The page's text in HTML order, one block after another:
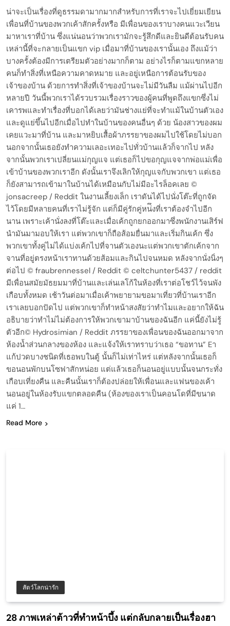
น่าจะเป็นเรื่องที่ดูธรรมดามากมากสำหรับการที่เราจะไปเยี่ยมเยียน
เพื่อนที่บ้านของพวกเค้าสักครั้งหรือ มีเพื่อนของเราบางคนแวะเวียน
มาหาเราที่บ้าน ซึ่งแน่นอนว่าพวกเรามักจะรู้สึกดีและยินดีต้อนรับคน
เหล่านี้ที่จะกลายเป็นแขก vip เมื่อมาที่บ้านของเรานั้นเอง ถึงแม้ว่า
บางครั้งต้องมีการเตรียมตัวอย่างมากก็ตาม อย่างไรก็ตามแขกหลาย
คนก็ทำสิ่งที่เหนือความคาดหมาย และอยู่เหนือการต้อนรับของ
เจ้าของบ้าน ด้วยการทำสิ่งที่เจ้าของบ้านจะไม่มีวันลืม แม้ผ่านไปอีก
หลายปี วันนี้พวกเราได้รวบรวมเรื่องราวของผู้คนที่พูดถึงแขกซึ่งไม่
เคารพและทำเรื่องที่บอกได้เลยว่ามันช่างแย่ที่จะทำแม้ในบ้านตัวเอง
และดูแย่ขึ้นไปอีกเมื่อไปทำในบ้านของคนอื่นๆ ด้วย น้องสาวของผม
เคยแวะมาที่บ้าน และมาหยิบเสื้อผ้าภรรยาของผมไปใช้โดยไม่บอก
นอกจากนั้นเธอยังทำความเลอะเทอะไปทั่วบ้านแล้วก็จากไป หลัง
จากนั้นพวกเราเปลี่ยนแม่กุญแจ แต่เธอก็ไปขอกุญแจจากพ่อแม่เพื่อ
เข้าบ้านของพวกเราอีก ดังนั้นเราจึงเลิกให้กุญแจกับพวกเขา แต่เธอ
ก็ยังสามารถเข้ามาในบ้านได้เหมือนกับไม่มีอะไรล็อคเลย ©
jonsacreep / Reddit ในงานเลี้ยงเล็ก เราดันได้ไปนั่งโต๊ะที่ถูกจัด
ไว้โดยมีหลายคนที่เราไม่รู้จัก แต่ก็มีคู่รักคู่หน่ึงที่เราต้องจำไปอีก
นาน เพราะเค้านั่งลงที่โต๊ะและเมื่อเค้กถูกยกออกมาซึ่งพนักงานเสิร์ฟ
นำมันมามอบให้เรา แต่พวกเขาก็ถือส้อมยื่นมาและเริ่มกินเค้ก ซึ่ง
พวกเขาทั้งคู่ไม่ได้แบ่งเค้กไปที่จานตัวเองนะแต่พวกเขาตักเค้กจาก
จานที่อยู่ตรงหน้าเราทานด้วยส้อมและกินไปจนหมด หลังจากนั่งนิ่งๆ
ต่อไป © fraubrennessel / Reddit © celtchunter5437 / reddit
มีเพื่อนสมัยมัธยมมาที่บ้านและเล่นเลโก้ในห้องที่เราต่อโชว์ไว้จนพัง
เกือบทั้งหมด เช้าวันต่อมาเมื่อเค้าพยายามขอมาเที่ยวที่บ้านเราอีก
เราเลยบอกปัดไป แต่พวกเขาก็ทำหน้าสงสัยว่าทำไมและอยากให้ฉัน
อธิบายว่าทำไม่ไม่ต้องการให้พวกเขามาบ้านของฉันอีก แค่นี้ยังไม่รู้
ตัวอีก© Hydrosimian / Reddit ภรรยาของเพื่อนของฉันออกมาจาก
ห้องน้ำส่วนกลางของห้อง และแจ้งให้เราทราบว่าเธอ “ขอทาน” Eา
แก้ปวดบางชนิดที่เธอพบในตู้ นั้นก็ไม่เท่าไหร่ แต่หลังจากนั้นเธอก็
ขอนอนพักบนโซฟาสักหน่อย แต่แล้วเธอก็นอนอยู่แบบนั้นจนกระทั่ง
เกือบเที่ยงคืน และคืนนั้นเราก็ต้องปล่อยให้เพื่อนและแฟนของเค้า
นอนอยู่ในห้องรับแขกตลอดคืน (ห้องของเราเป็นคอนโดที่มีขนาด
แค่ 1…
Read More
สัตว์โลกน่ารัก
28 ภาพเหล่าต้าวที่ทำหน้าบึ้ง แต่กลับกลายเป็นเรื่องฮา